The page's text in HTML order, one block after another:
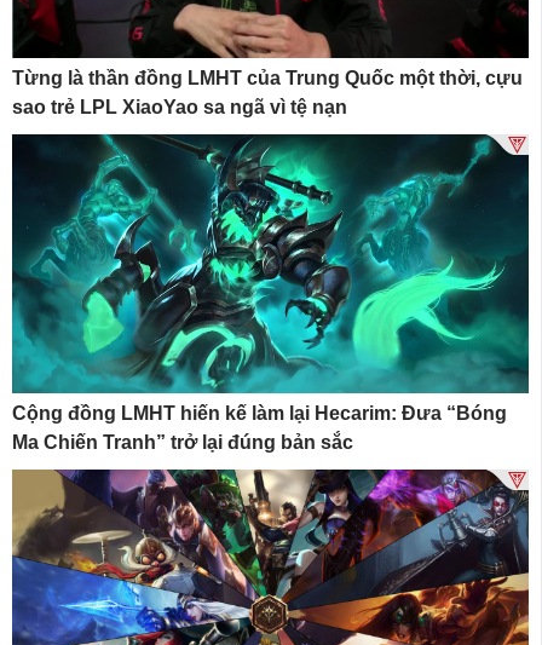
Từng là thần đồng LMHT của Trung Quốc một thời, cựu
sao trẻ LPL XiaoYao sa ngã vì tệ nạn
Cộng đồng LMHT hiến kế làm lại Hecarim: Đưa “Bóng
Ma Chiến Tranh” trở lại đúng bản sắc